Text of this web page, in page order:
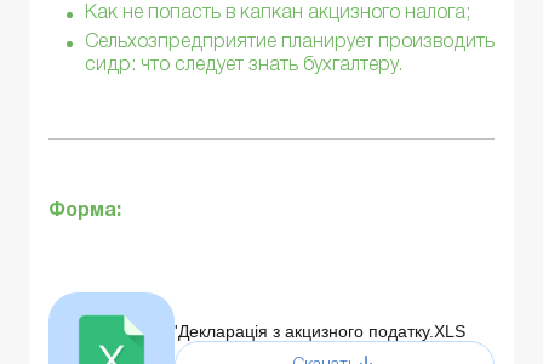
Как не попасть в капкан акцизного налога;
Сельхозпредприятие планирует производить
сидр: что следует знать бухгалтеру.
Форма:
'Декларація з акцизного податку.XLS